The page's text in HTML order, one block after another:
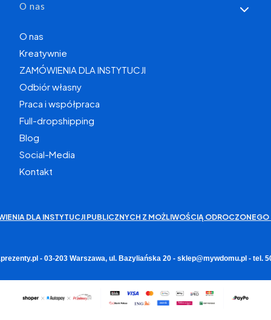
O nas
O nas
Kreatywnie
ZAMÓWIENIA DLA INSTYTUCJI
Odbiór własny
Praca i współpraca
Full-dropshipping
Blog
Social-Media
Kontakt
DLA INSTYTUCJI PUBLICZNYCH Z MOŻLIWOŚCIĄ ODROCZONEGO
- 03-203 Warszawa, ul. Bazyliańska 20 - sklep@mywdomu.pl - tel.